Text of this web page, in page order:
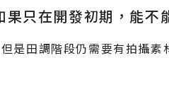
果只在開發初期，能不
是田調階段仍需要有拍攝